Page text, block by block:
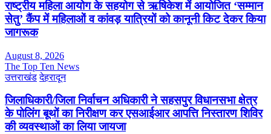
राष्ट्रीय महिला आयोग के सहयोग से ऋषिकेश में आयोजित ‘सम्मान
सेतु’ कैंप में महिलाओं व कांवड़ यात्रियों को कानूनी किट देकर किया
जागरूक
August 8, 2026
The Top Ten News
उत्तराखंड देहरादून
जिलाधिकारी/जिला निर्वाचन अधिकारी ने सहसपुर विधानसभा क्षेत्र
के पोलिंग बूथों का निरीक्षण कर एसआईआर आपत्ति निस्तारण शिविर
की व्यवस्थाओं का लिया जायजा